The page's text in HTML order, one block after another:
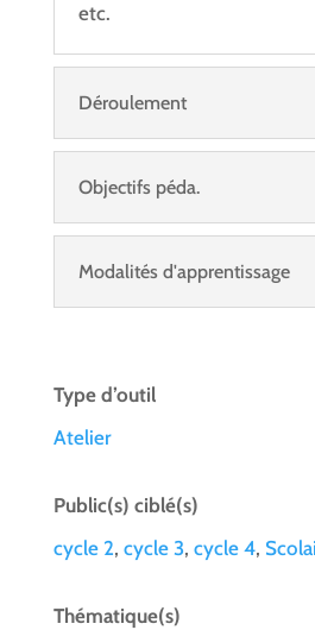
etc.
Déroulement
Objectifs péda.
Modalités d'apprentissage
Type d’outil
Atelier
Public(s) ciblé(s)
cycle 2, cycle 3, cycle 4,
Thématique(s)